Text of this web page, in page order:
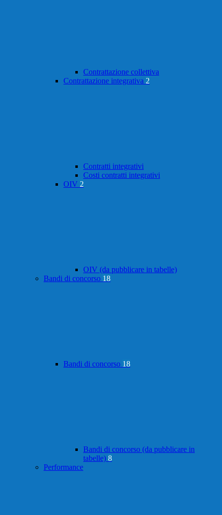
Contrattazione collettiva
Contrattazione integrativa 2
Contratti integrativi
Costi contratti integrativi
OIV 2
OIV (da pubblicare in tabelle)
Bandi di concorso 18
Bandi di concorso 18
Bandi di concorso (da pubblicare in
tabelle) 8
Performance